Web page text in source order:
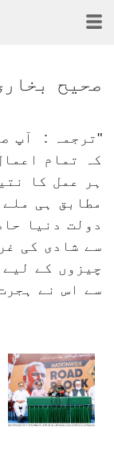
صحیح بخاری
ترجمہ : آپ
کہ تمام
ہر عمل کا
مطابق ہی
دولت دنیا
سے شادی کی
چیزوں کے
سے اس نے